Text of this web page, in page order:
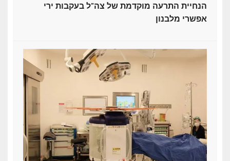
הנחיית התרעה מוקדמת של צה"ל בעקבות ירי
אפשרי מלבנון